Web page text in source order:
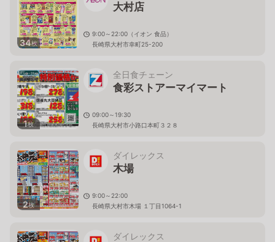
34枚
大村店
9:00～22:00（イオン 食品）
長崎県大村市幸町25-200
1枚
全日食チェーン
食彩ストアーマイマート
09:00～19:30
長崎県大村市小路口本町３２８
2枚
ダイレックス
木場
9:00～22:00
長崎県大村市木場 １丁目1064-1
ダイレックス